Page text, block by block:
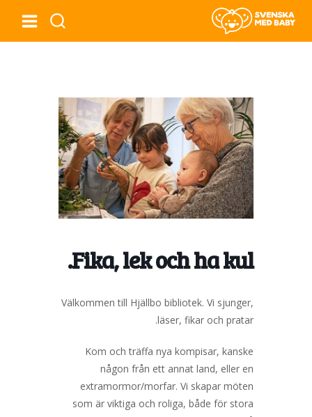
Fika, lek och ha kul.
Välkommen till Hjällbo bibliotek. Vi sjunger,
läser, fikar och pratar.
Kom och träffa nya kompisar, kanske
någon från ett annat land, eller en
extramormor/morfar. Vi skapar möten
som är viktiga och roliga, både för stora